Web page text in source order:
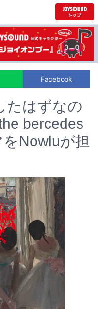
Facebook
たはずなの
bercedes
Nowluが担